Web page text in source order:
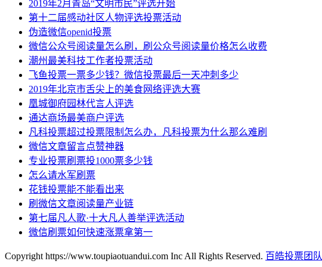
2019年2月青岛“文明市民”评选开始
第十二届感动社区人物评选投票活动
伪造微信openid投票
微信公众号阅读量怎么刷，刷公众号阅读量价格怎么收费
潮州最美科技工作者投票活动
飞鱼投票一票多少钱？微信投票最后一天冲刺多少
2019年北京市舌尖上的美食网络评选大赛
凰城御府园林代言人评选
通达商场最美商户评选
凡科投票超过投票限制怎么办，凡科投票为什么那么难刷
微信文章留言点赞神器
专业投票刷票投1000票多少钱
怎么请水军刷票
花钱投票能不能看出来
刷微信文章阅读量产业链
第七届凡人歌·十大凡人善举评选活动
微信刷票如何快速涨票拿第一
Copyright https://www.toupiaotuandui.com Inc All Rights Reserved. 百皓投票团队